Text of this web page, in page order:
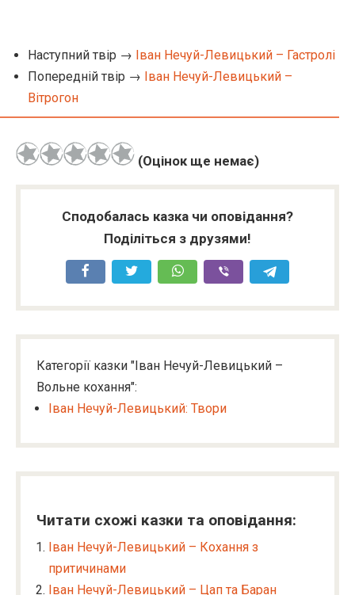
Наступний твір → Іван Нечуй-Левицький – Гастролі
Попередній твір → Іван Нечуй-Левицький –
Вітрогон
(Оцінок ще немає)
Сподобалась казка чи оповідання?
Поділіться з друзями!
Категорії казки "Іван Нечуй-Левицький –
Вольне кохання":
Іван Нечуй-Левицький: Твори
Читати схожі казки та оповідання:
Іван Нечуй-Левицький – Кохання з
притичинами
Іван Нечуй-Левицький – Цап та Баран